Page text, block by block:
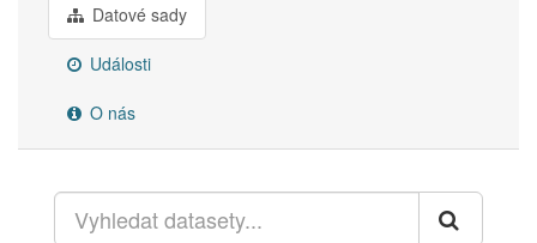
Datové sady
Události
O nás